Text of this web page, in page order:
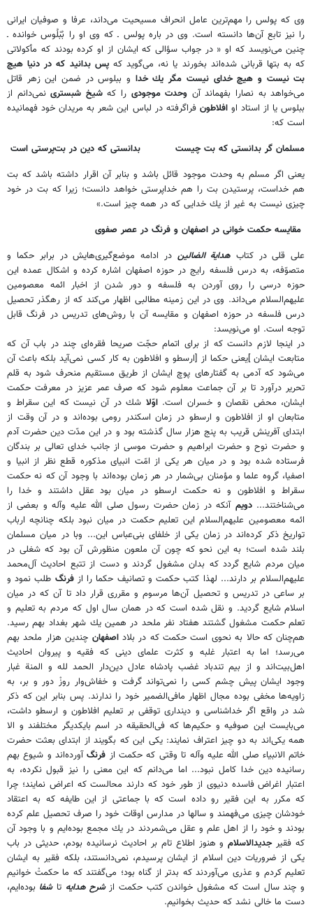
وى كه پولس را مهم‌ترين عامل انحراف مسيحيت مى‌داند، عرفا و صوفيان ايرانى
را نيز تابع آن‌ها دانسته است. وى در باره پولس ـ كه وى او را بُبْلُوس خوانده ـ
چنين مى‌نويسد كه او « در جواب سؤالى كه ايشان از او كرده بودند كه مأكولاتى
كه به بتها قربانى شده‌اند بخورند يا نه، مى‌گويد كهپس بدانيد كه در دنيا هيچ
بت نيست و هيچ خداى نيست مگر يك خدا و ببلوس در ضمن اين زهر قاتل
مى‌خواهد به نصارا بفهماند آن وحدت موجودى را كهشيخ شبسترى نمى‌دانم از
ببلوس يا از استاد اوافلاطونفراگرفته در لباس اين شعر به مريدان خود فهمانيده
است كه:
مسلمان گر بدانستى كه بت چيست
بدانستى كه دين در بت‌پرستى است
يعنى اگر مسلم به وحدت موجود قائل باشد و بنابر آن اقرار داشته باشد كه بت
هم خداست، پرستيدن بت را هم خداپرستى خواهد دانست؛ زيرا كه بت در خود
چيزى نيست به غير از يك خدايى كه در همه چيز است.»
مقایسه حكمت خوانى در اصفهان و فرنگ در عصر صفوی
على قلى در كتابهداية الضالين در ادامه موضع‌گيرى‌هايش در برابر حكما و
متصوّفه، به درس فلسفه رايج در حوزه اصفهان اشاره كرده و اشكال عمده اين
حوزه درسى را روى آوردن به فلسفه و دور شدن از اخبار ائمه معصومين
عليهم‌السلام مى‌داند. وى در اين زمينه مطالبى اظهار مى‌كند كه از رهگذر تحصيل
درس فلسفه در حوزه اصفهان و مقايسه آن با روش‌هاى تدريس در فرنگ قابل
توجه است. او مى‌نويسد:
در اينجا لازم دانست كه از براى اتمام حجّت صريحا فقره‌اى چند در باب آن كه
متابعت ايشان]يعنى حكما از [ارسطو و افلاطون به كار كسى نمى‌آيد بلكه باعث آن
مى‌شود كه آدمى به گفتارهاى پوچ ايشان از طريق مستقيم منحرف شود به قلم
تحرير درآورد تا بر آن جماعت معلوم شود كه صرف عمر عزيز در معرفت حكمت
ايشان، محض نقصان و خسران است.اوّلا شك در آن نيست كه اين سقراط و
متابعان او از افلاطون و ارسطو در زمان اسكندر رومى بوده‌اند و در آن وقت از
ابتداى آفرينش قريب به پنج هزار سال گذشته بود و در اين مدّت دين حضرت آدم
و حضرت نوح و حضرت ابراهيم و حضرت موسى از جانب خداى تعالى بر بندگان
فرستاده شده بود و در ميان هر يكى از امّت انبياى مذكوره قطع نظر از انبيا و
اصفيا، گروه علما و مؤمنان بى‌شمار در هر زمان بوده‌اند با وجود آن كه نه حكمت
سقراط و افلاطون و نه حكمت ارسطو در ميان بود عقل داشتند و خدا را
مى‌شناختند...دويمآنكه در زمان حضرت رسول صلى الله عليه وآله و بعضى از
ائمه معصومين عليهم‌السلام اين تعليم حكمت در ميان نبود بلكه چنانچه ارباب
تواريخ ذكر كرده‌اند در زمان يكى از خلفاى بنى‌عباس اين... وبا در ميان مسلمان
بلند شده است؛ به اين نحو كه چون آن ملعون منظورش آن بود كه شغلى در
ميان مردم شايع گردد كه بدان مشغول گردند و دست از تتبع احاديث آل‌محمد
عليهم‌السلام بر دارند... لهذا كتب حكمت و تصانيف حكما را ازفرنگ طلب نمود و
بر ساعى در تدريس و تحصيل آن‌ها مرسوم و مقررى قرار داد تا آن كه در ميان
اسلام شايع گرديد. و نقل شده است كه در همان سال اول كه مردم به تعليم و
تعلم حكمت مشغول گشتند هفتاد نفر ملحد در همين يك شهر بغداد بهم رسيد.
هم‌چنان كه حالا به نحوى است حكمت كه در بلاداصفهان چندين هزار ملحد بهم
مى‌رسد؛ اما به اعتبار غلبه و كثرت علماى دينى كه فقيه و پيروان احاديث
اهل‌بيت‌اند و از بيم تندباد غضب پادشاه عادل دين‌دار الحمد لله و المنة غبار
وجود ايشان پيش چشم كسى را نمى‌تواند گرفت و خفاش‌وار روزْ دور و بر، به
زاويه‌ها مخفى بوده مجال اظهار مافى‌الضمير خود را ندارند. پس بنابر اين كه ذكر
شد در واقع اگر خداشناسى و ديندارى توقفى بر تعليم افلاطون و ارسطو داشت،
مى‌بايست اين صوفيه و حكيم‌ها كه فى‌الحقيقه در اسم بايكديگر مختلفند و الا
همه يكى‌اند به دو چيز اعتراف نمايند: يكى اين كه بگويند از ابتداى بعثت حضرت
خاتم الانبياء صلى الله عليه وآله تا وقتى كه حكمت از فرنگآورده‌اند و شيوع بهم
رسانيده دين خدا كامل نبود... اما مى‌دانم كه اين معنى را نيز قبول نكرده، به
اعتبار اغراض فاسده دنيوى از طور خود كه دارند محالست كه اعراض نمايند؛ چرا
كه مكرر به اين فقير رو داده است كه با جماعتى از اين طايفه كه به اعتقاد
خودشان چيزى مى‌فهمند و سالها در مدارس اوقات خود را صرف تحصيل علم كرده
بودند و خود را از اهل علم و عقل مى‌شمردند در يك مجمع بوده‌ايم و با وجود آن
كه فقيرجديدالاسلام و هنوز اطلاع تام بر احاديث نرسانيده بودم، حديثى در باب
يكى از ضروريات دين اسلام از ايشان پرسيدم، نمى‌دانستند، بلكه فقير به ايشان
تعليم كردم و عذرى مى‌آوردند كه بدتر از گناه بود؛ مى‌گفتند كه ما حكمتْ خوانيم
و چند سال است كه مشغول خواندن كتب حكمت ازشرح هدايه تاشفا بوده‌ايم،
دست ما خالى نشد كه حديث بخوانيم.